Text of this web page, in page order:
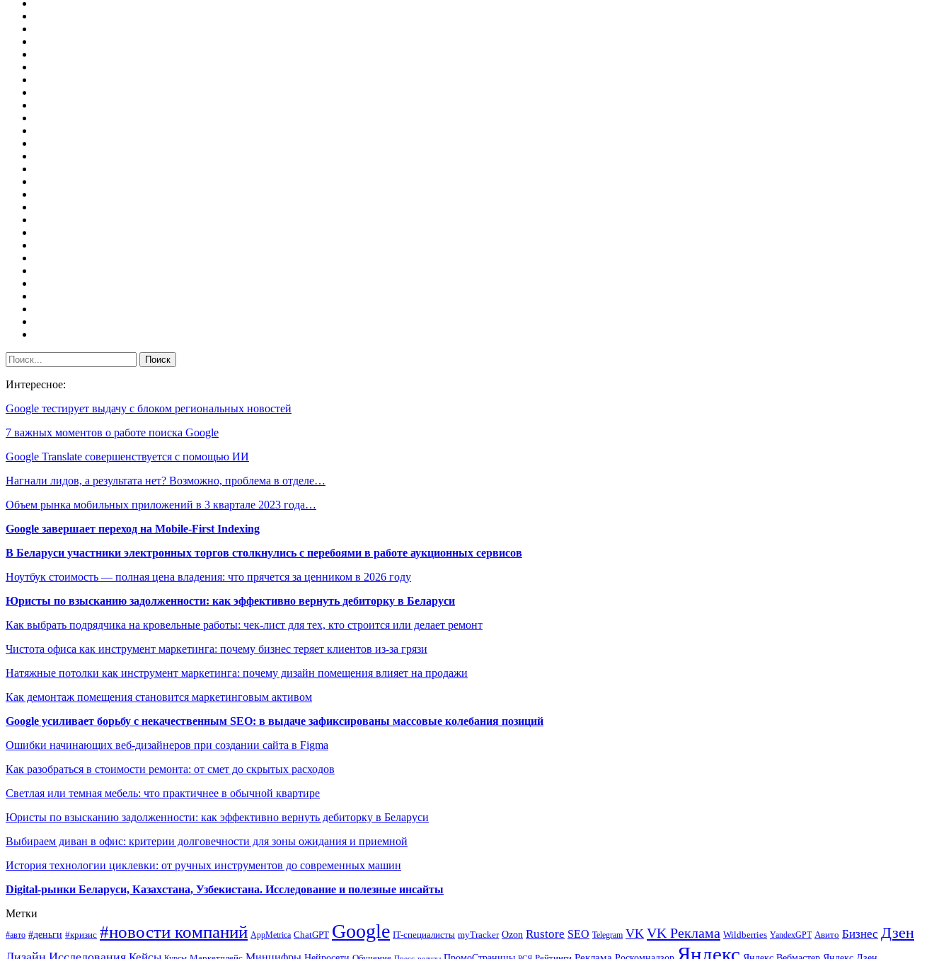
Интересное:
Google тестирует выдачу с блоком региональных новостей
7 важных моментов о работе поиска Google
Google Translate совершенствуется с помощью ИИ
Нагнали лидов, а результата нет? Возможно, проблема в отделе…
Объем рынка мобильных приложений в 3 квартале 2023 года…
Google завершает переход на Mobile-First Indexing
В Беларуси участники электронных торгов столкнулись с перебоями в работе аукционных сервисов
Ноутбук стоимость — полная цена владения: что прячется за ценником в 2026 году
Юристы по взысканию задолженности: как эффективно вернуть дебиторку в Беларуси
Как выбрать подрядчика на кровельные работы: чек-лист для тех, кто строится или делает ремонт
Чистота офиса как инструмент маркетинга: почему бизнес теряет клиентов из-за грязи
Натяжные потолки как инструмент маркетинга: почему дизайн помещения влияет на продажи
Как демонтаж помещения становится маркетинговым активом
Google усиливает борьбу с некачественным SEO: в выдаче зафиксированы массовые колебания позиций
Ошибки начинающих веб-дизайнеров при создании сайта в Figma
Как разобраться в стоимости ремонта: от смет до скрытых расходов
Светлая или темная мебель: что практичнее в обычной квартире
Юристы по взысканию задолженности: как эффективно вернуть дебиторку в Беларуси
Выбираем диван в офис: критерии долговечности для зоны ожидания и приемной
История технологии циклевки: от ручных инструментов до современных машин
Digital-рынки Беларуси, Казахстана, Узбекистана. Исследование и полезные инсайты
Метки
#авто #деньги #кризис #новости компаний AppMetrica ChatGPT Google IT-специалисты myTracker Ozon Rustore SEO Telegram VK VK Реклама Wildberries YandexGPT Авито Бизнес Дзен
Яндекс